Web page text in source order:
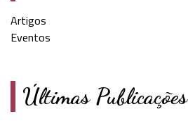
Artigos
Eventos
Últimas Publicações